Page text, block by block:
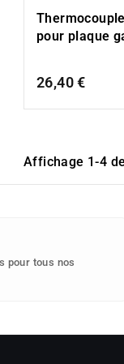
pour plaque
26,40 €
Affichage 1-4
pour tous nos